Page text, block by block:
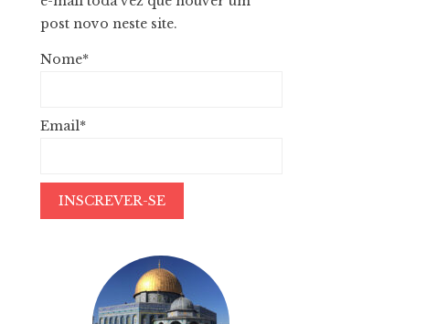
post novo neste site.
Nome*
Email*